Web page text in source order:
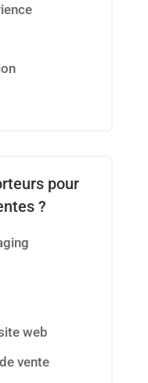
pour
?
web
vente